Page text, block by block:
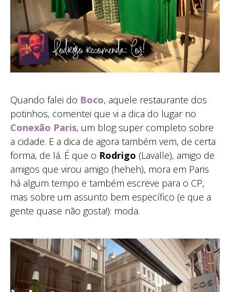
Quando falei do Boco, aquele restaurante dos
potinhos, comentei que vi a dica do lugar no
Conexão Paris, um blog super completo sobre
a cidade. E a dica de agora também vem, de certa
forma, de lá. É que o Rodrigo (Lavalle), amigo de
amigos que virou amigo (heheh), mora em Paris
há algum tempo e também escreve para o CP,
mas sobre um assunto bem específico (e que a
gente quase não gosta!): moda.